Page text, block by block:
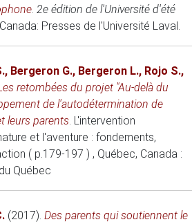
. 2e édition de l'Université d'été
: Presses de l'Université Laval.
, Bergeron G., Bergeron L., Rojo S.,
retombées du projet "Au-delà du
de l'autodétermination de
leurs parents. L'intervention
et l'aventure : fondements,
( p.179-197 ) , Québec, Canada :
Québec
(2017). Des parents qui soutiennent le